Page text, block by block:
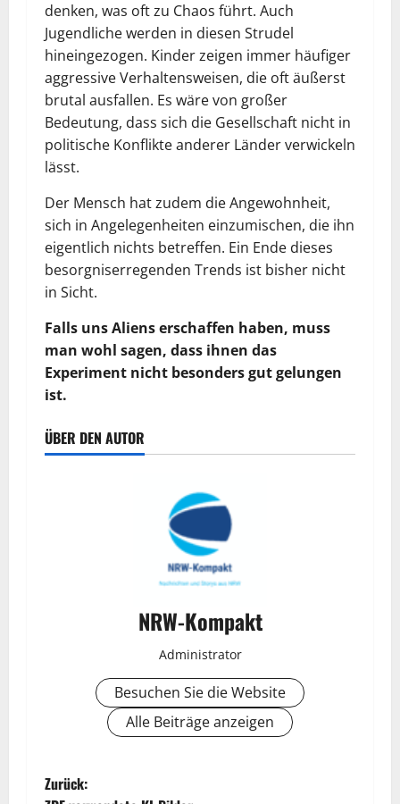
denken, was oft zu Chaos führt. Auch
Jugendliche werden in diesen Strudel
hineingezogen. Kinder zeigen immer häufiger
aggressive Verhaltensweisen, die oft äußerst
brutal ausfallen. Es wäre von großer
Bedeutung, dass sich die Gesellschaft nicht in
politische Konflikte anderer Länder verwickeln
lässt.
Der Mensch hat zudem die Angewohnheit,
sich in Angelegenheiten einzumischen, die ihn
eigentlich nichts betreffen. Ein Ende dieses
besorgniserregenden Trends ist bisher nicht
in Sicht.
Falls uns Aliens erschaffen haben, muss
man wohl sagen, dass ihnen das
Experiment nicht besonders gut gelungen
ist.
ÜBER DEN AUTOR
NRW-Kompakt
Administrator
Besuchen Sie die Website
Alle Beiträge anzeigen
B
Zurück: